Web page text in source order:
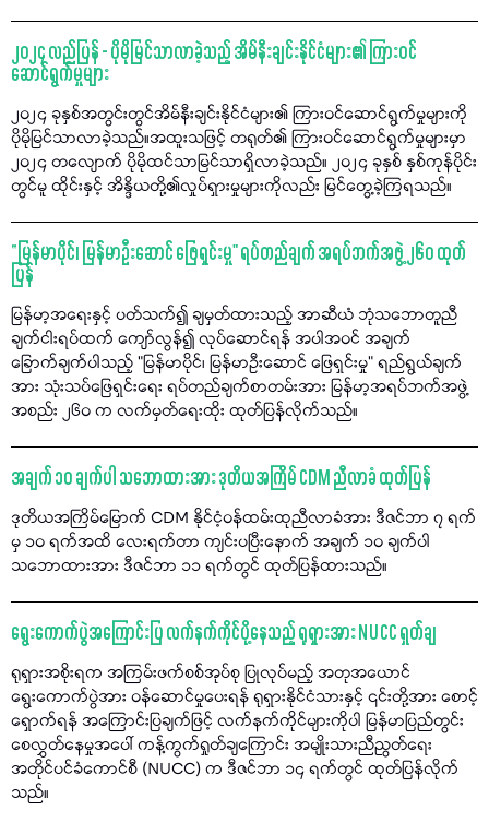
၂၀၂၄ လည်ပြန် - ပိုမိုမြင်သာလာခဲ့သည့် အိမ်နီးချင်းနိုင်ငံများ၏ ကြားဝင်
ဆောင်ရွက်မှုများ
၂၀၂၄ ခုနှစ်အတွင်းတွင်အိမ်နီးချင်းနိုင်ငံများ၏ ကြားဝင်ဆောင်ရွက်မှုများကို
ပိုမိုမြင်သာလာခဲ့သည်။အထူးသဖြင့် တရုတ်၏ ကြားဝင်ဆောင်ရွက်မှုများမှာ
၂၀၂၄ တလျောက် ပိုမိုထင်သာမြင်သာရှိလာခဲ့သည်။ ၂၀၂၄ ခုနှစ် နှစ်ကုန်ပိုင်း
တွင်မူ ထိုင်းနှင့် အိန္ဒိယတို့၏လှုပ်ရှားမှုများကိုလည်း မြင်တွေ့ခဲ့ကြရသည်။
“မြန်မာပိုင်၊ မြန်မာဦးဆောင် ဖြေရှင်းမှု" ရပ်တည်ချက် အရပ်ဘက်အဖွဲ့ ၂၆၀ ထုတ်
ပြန်
မြန်မာ့အရေးနှင့် ပတ်သက်၍ ချမှတ်ထားသည့် အာဆီယံ ဘုံသဘောတူညီ
ချက်ငါးရပ်ထက် ကျော်လွန်၍ လုပ်ဆောင်ရန် အပါအဝင် အချက်
ခြောက်ချက်ပါသည့် "မြန်မာပိုင်၊ မြန်မာဦးဆောင် ဖြေရှင်းမှု" ရည်ရွယ်ချက်
အား သုံးသပ်ဖြေရှင်းရေး ရပ်တည်ချက်စာတမ်းအား မြန်မာ့အရပ်ဘက်အဖွဲ့
အစည်း ၂၆၀ က လက်မှတ်ရေးထိုး ထုတ်ပြန်လိုက်သည်။
အချက် ၁၀ ချက်ပါ သဘောထားအား ဒုတိယအကြိမ် CDM ညီလာခံ ထုတ်ပြန်
ဒုတိယအကြိမ်မြောက် CDM နိုင်ငံ့ဝန်ထမ်းထုညီလာခံအား ဒီဇင်ဘာ ၇ ရက်
မှ ၁၀ ရက်အထိ လေးရက်တာ ကျင်းပပြီးနောက် အချက် ၁၀ ချက်ပါ
သဘောထားအား ဒီဇင်ဘာ ၁၁ ရက်တွင် ထုတ်ပြန်ထားသည်။
ရွေးကောက်ပွဲအကြောင်းပြ လက်နက်ကိုင်ပို့နေသည့် ရုရှားအား NUCC ရှုတ်ချ
ရုရှားအစိုးရက အကြမ်းဖက်စစ်အုပ်စု ပြုလုပ်မည့် အတုအယောင်
ရွေးကောက်ပွဲအား ဝန်ဆောင်မှုပေးရန် ရုရှားနိုင်ငံသားနှင့် ၎င်းတို့အား စောင့်
ရှောက်ရန် အကြောင်းပြချက်ဖြင့် လက်နက်ကိုင်များကိုပါ မြန်မာပြည်တွင်း
စေလွှတ်နေမှုအပေါ် ကန့်ကွက်ရှုတ်ချကြောင်း အမျိုးသားညီညွတ်ရေး
အတိုင်ပင်ခံကောင်စီ (NUCC) က ဒီဇင်ဘာ ၁၄ ရက်တွင် ထုတ်ပြန်လိုက်
သည်။